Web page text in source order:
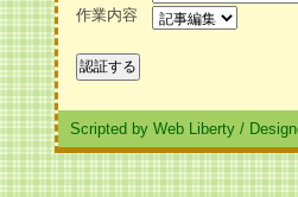
作業内容
Scripted by Web Liberty /